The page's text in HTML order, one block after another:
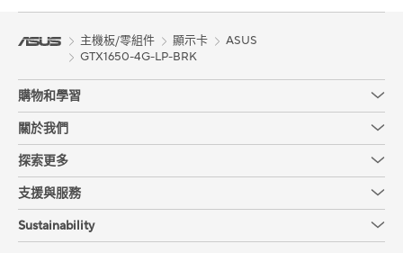
主機板/零組件 顯示卡
ASUS
GTX1650-4G-LP-BRK
購物和學習
關於我們
探索更多
支援與服務
Sustainability